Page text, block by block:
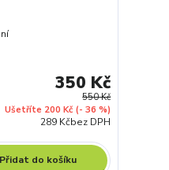
550 Kč
Ušetříte 200 Kč (- 36 %)
350 Kč
289 Kčbez DPH
Přidat do košíku